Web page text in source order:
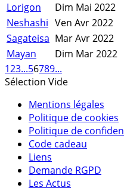
Lorigon
Dim Mai 2022
Neshashi Ven Avr 2022
Sagateisa Mar Avr 2022
Mayan
Dim Mar 2022
123...56789...
Sélection Vide
Mentions légales
Politique de cookies
Politique de
Code cadeau
Liens
Demande RGPD
Les Actus